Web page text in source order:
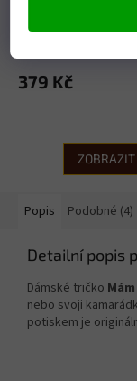
379 Kč
ZOBRAZIT
Popis Podobné (4)
Detailní popis
Dámské tričko
nebo svoji
potiskem je